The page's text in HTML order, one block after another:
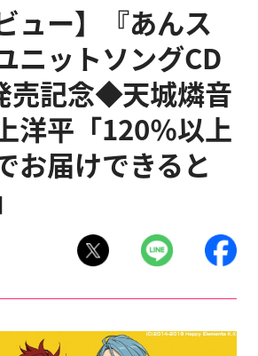
ュー】『あんス
ニットソングCD
売記念◆天城燐音
洋平「120％以上
お届けできると